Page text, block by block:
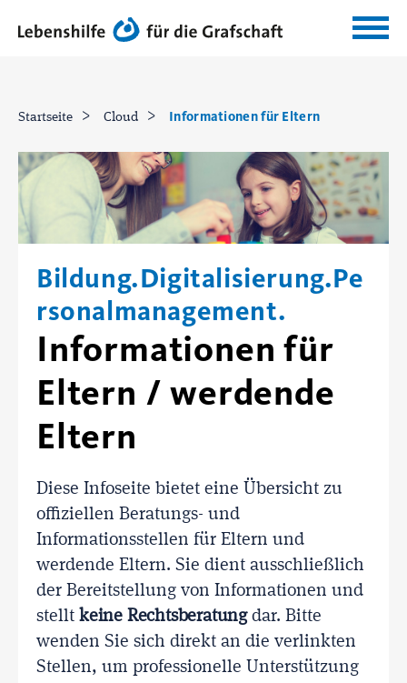
Startseite Cloud Informationen für Eltern
Informationen für
Eltern / werdende
Eltern
Bildung.Digitalisierung.Pe
rsonalmanagement.
Diese Infoseite bietet eine Übersicht zu
offiziellen Beratungs- und
Informationsstellen für Eltern und
werdende Eltern. Sie dient ausschließlich
der Bereitstellung von Informationen und
stellt keine Rechtsberatungdar. Bitte
wenden Sie sich direkt an die verlinkten
Stellen, um professionelle Unterstützung